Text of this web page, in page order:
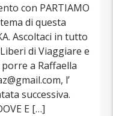
con PARTIAMO
di questa
Ascoltaci in tutto
di Viaggiare e
a Raffaella
l’
successiva.
E […]